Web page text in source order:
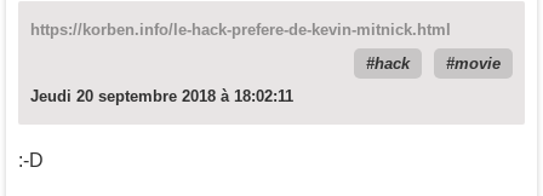
https://korben.info/le-hack-prefere-de-kevin-mitnick.html
hack
movie
Jeudi 20 septembre 2018 à 18:02:11
:-D